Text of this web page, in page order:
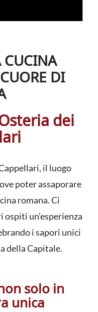
CUCINA
DI
dei
il luogo
poter assaporare
romana. Ci
un’esperienza
i sapori unici
della Capitale.
solo in
unica